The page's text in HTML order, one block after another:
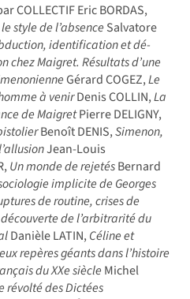
COLLECTIF Eric BORDAS,
style de l’absence Salvatore
identification et dé-
chez Maigret. Résultats d’une
Gérard COGEZ,Le
à venirDenis COLLIN,La
de MaigretPierre DELIGNY,
Benoît DENIS,Simenon,
Jean-Louis
Un monde de rejetésBernard
implicite de Georges
de routine, crises de
de l’arbitrarité du
Danièle LATIN,Céline et
repères géants dans l’histoire
du XXe siècle Michel
révolté des Dictées